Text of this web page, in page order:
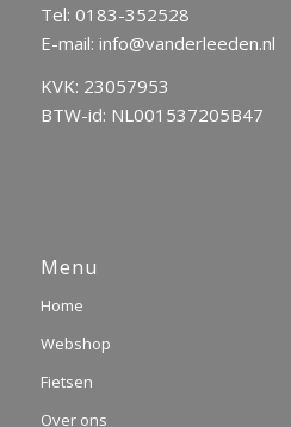
Tel: 0183-352528
E-mail: info@vanderleeden.nl
KVK: 23057953
BTW-id: NL001537205B47
Menu
Home
Webshop
Fietsen
Over ons